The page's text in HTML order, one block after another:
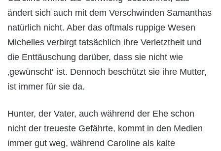
ändert sich auch mit dem Verschwinden Samanthas
natürlich nicht. Aber das oftmals ruppige Wesen
Michelles verbirgt tatsächlich ihre Verletztheit und
die Enttäuschung darüber, dass sie nicht wie
‚gewünscht‘ ist. Dennoch beschützt sie ihre Mutter,
ist immer für sie da.
Hunter, der Vater, auch während der Ehe schon
nicht der treueste Gefährte, kommt in den Medien
immer gut weg, während Caroline als kalte